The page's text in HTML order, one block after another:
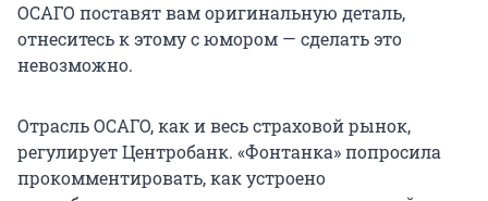
ОСАГО поставят вам оригинальную деталь,
отнеситесь к этому с юмором — сделать это
невозможно.
Отрасль ОСАГО, как и весь страховой рынок,
регулирует Центробанк. «Фонтанка» попросила
прокомментировать, как устроено